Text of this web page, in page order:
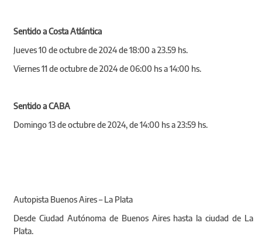
Sentido a Costa Atlántica
Jueves 10 de octubre de 2024 de 18:00 a 23.59 hs.
Viernes 11 de octubre de 2024 de 06:00 hs a 14:00 hs.
Sentido a CABA
Domingo 13 de octubre de 2024, de 14:00 hs a 23:59 hs.
Autopista Buenos Aires – La Plata
Desde Ciudad Autónoma de Buenos Aires hasta la ciudad de La
Plata.